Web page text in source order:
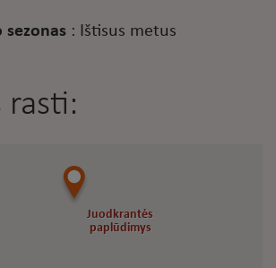
sezonas : Ištisus metus
rasti:
Juodkrantės
paplūdimys
Juodkrantės
paplūdimys